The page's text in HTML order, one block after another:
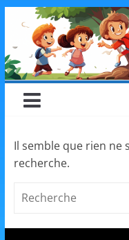
content
Il semble que rien
recherche.
Search